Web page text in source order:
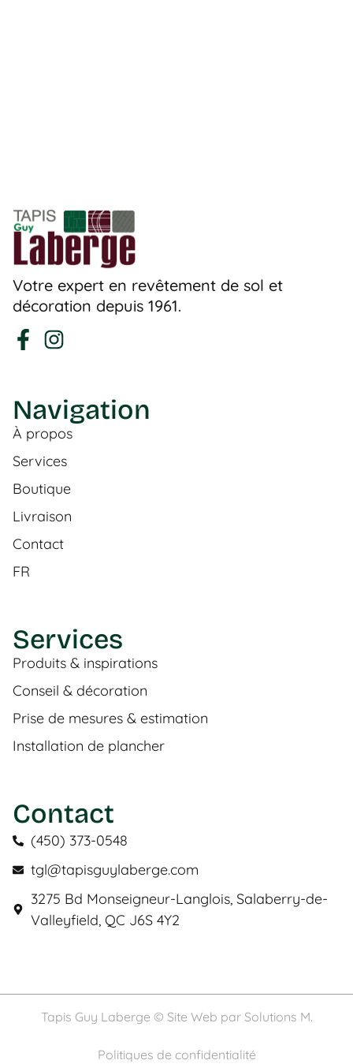
Votre expert en revêtement de sol et
décoration depuis 1961.
Navigation
À propos
Services
Boutique
Livraison
Contact
FR
Services
Produits & inspirations
Conseil & décoration
Prise de mesures & estimation
Installation de plancher
Contact
(450) 373-0548
tgl@tapisguylaberge.com
3275 Bd Monseigneur-Langlois, Salaberry-de-
Valleyfield, QC J6S 4Y2
Tapis Guy Laberge © Site Web par Solutions M.
Politiques de confidentialité